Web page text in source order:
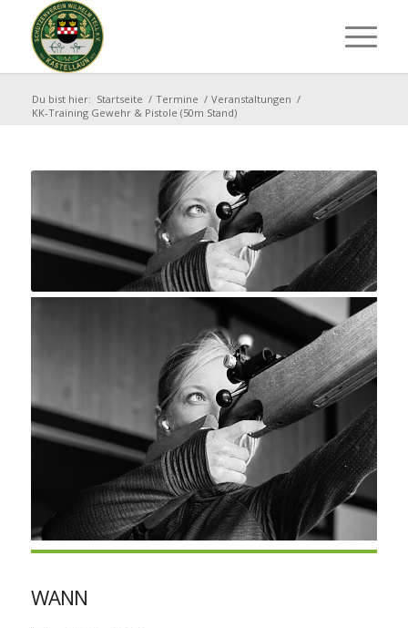
Du bist hier: Startseite / Termine / Veranstaltungen /
KK-Training Gewehr & Pistole (50m Stand)
WANN